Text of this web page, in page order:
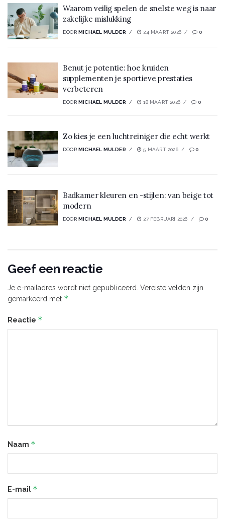
Waarom veilig spelen de snelste weg is naar
zakelijke mislukking
DOOR MICHAEL MULDER 24 MAART 2026 0
Benut je potentie: hoe kruiden
supplementen je sportieve prestaties
verbeteren
DOOR MICHAEL MULDER 18 MAART 2026 0
Zo kies je een luchtreiniger die echt werkt
DOOR MICHAEL MULDER 5 MAART 2026 0
Badkamer kleuren en -stijlen: van beige tot
modern
DOOR MICHAEL MULDER 27 FEBRUARI 2026 0
Geef een reactie
Je e-mailadres wordt niet gepubliceerd. Vereiste velden zijn
gemarkeerd met *
Reactie *
Naam *
E-mail *